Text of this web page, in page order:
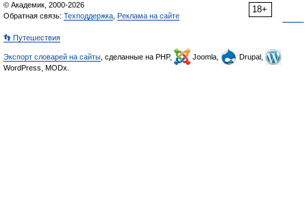
18+
© Академик, 2000-2026
Обратная связь: Техподдержка Реклама на сайте
👣 Путешествия
Экспорт словарей на сайты , сделанные на PHP, Joomla,
Drupal,
WordPress, MODx.